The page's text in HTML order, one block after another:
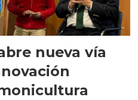
nueva vía